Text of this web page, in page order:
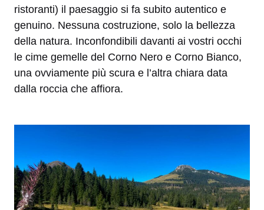
ristoranti) il paesaggio si fa subito autentico e
genuino. Nessuna costruzione, solo la bellezza
della natura. Inconfondibili davanti ai vostri occhi
le cime gemelle del Corno Nero e Corno Bianco,
una ovviamente più scura e l’altra chiara data
dalla roccia che affiora.